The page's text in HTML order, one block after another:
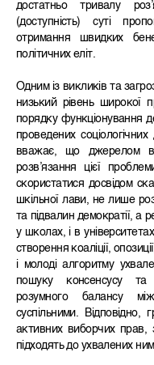
достатньо тривалу
(доступність) суті
отримання швидких
політичних еліт.
Одним із викликів та
низький рівень широкої
порядку функціонування
проведених
вважає, що джерелом
розв’язання цієї
скористатися досвідом
шкільної лави, не лише
та підвалин демократії, а
у школах, і в
створення коаліції,
і молоді алгоритму
пошуку консенсусу та
розумного балансу
суспільними.
активних виборчих прав,
підходять до ухвалених